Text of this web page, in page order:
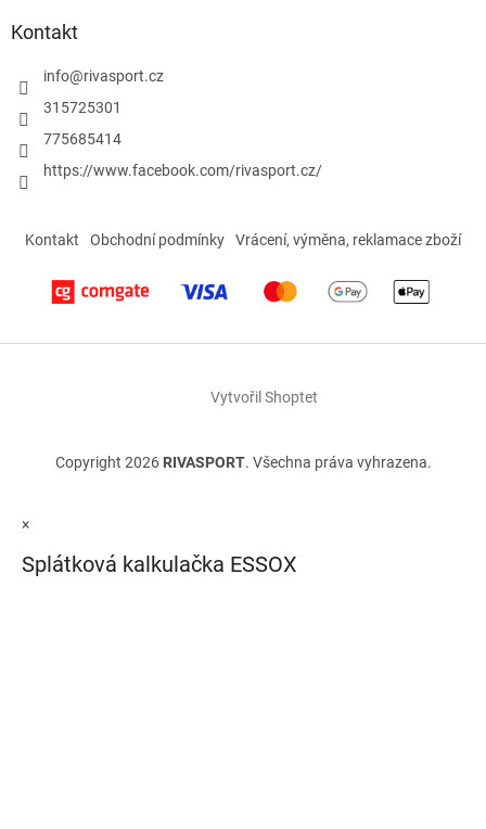
Kontakt
info@rivasport.cz
315725301
775685414
https://www.facebook.com/rivasport.cz/
Kontakt Obchodní podmínky Vrácení, výměna, reklamace zboží
Vytvořil Shoptet
Copyright 2026 RIVASPORT. Všechna práva vyhrazena.
×
Splátková kalkulačka ESSOX